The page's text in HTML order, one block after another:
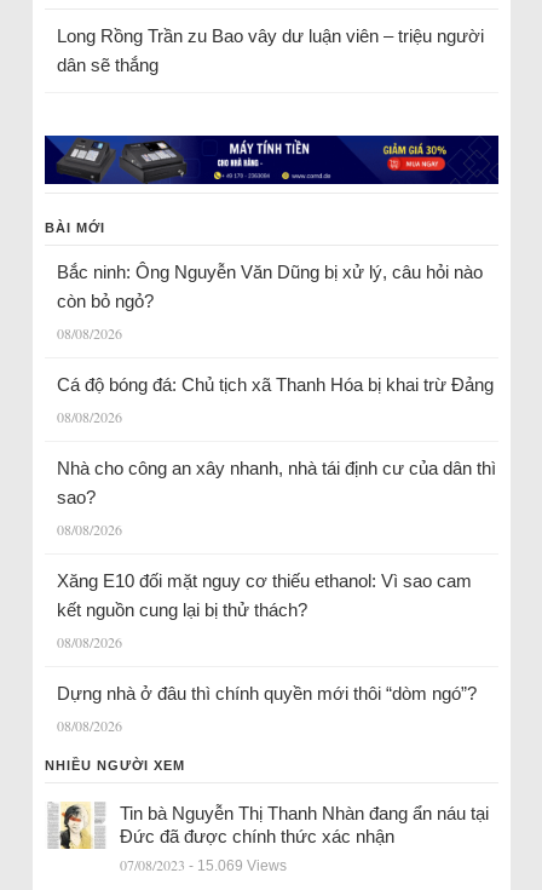
Long Rồng Trầnzu Bao vây dư luận viên – triệu người
dân sẽ thắng
BÀI MỚI
Bắc ninh: Ông Nguyễn Văn Dũng bị xử lý, câu hỏi nào
còn bỏ ngỏ?
08/08/2026
Cá độ bóng đá: Chủ tịch xã Thanh Hóa bị khai trừ Đảng
08/08/2026
Nhà cho công an xây nhanh, nhà tái định cư của dân thì
sao?
08/08/2026
Xăng E10 đối mặt nguy cơ thiếu ethanol: Vì sao cam
kết nguồn cung lại bị thử thách?
08/08/2026
Dựng nhà ở đâu thì chính quyền mới thôi “dòm ngó”?
08/08/2026
NHIỀU NGƯỜI XEM
Tin bà Nguyễn Thị Thanh Nhàn đang ẩn náu tại
Đức đã được chính thức xác nhận
07/08/2023 - 15.069 Views